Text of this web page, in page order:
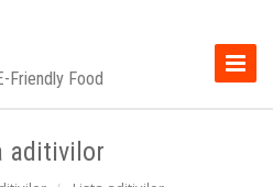
Toggle
Friendly Food
aditivilor